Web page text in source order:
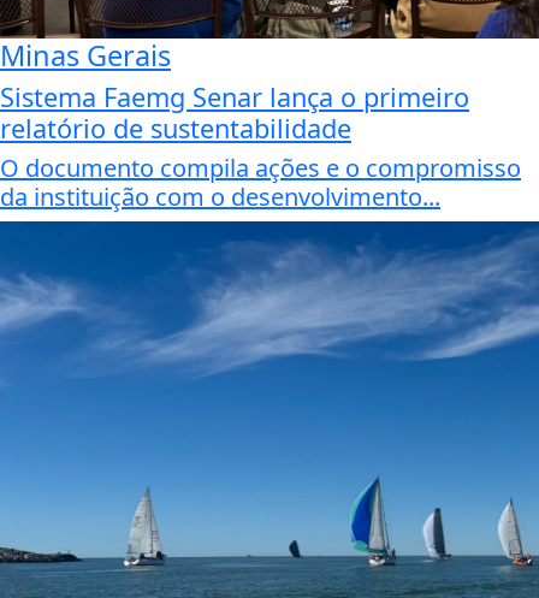
Minas Gerais
Sistema Faemg Senar lança o primeiro
relatório de sustentabilidade
O documento compila ações e o compromisso
da instituição com o desenvolvimento...